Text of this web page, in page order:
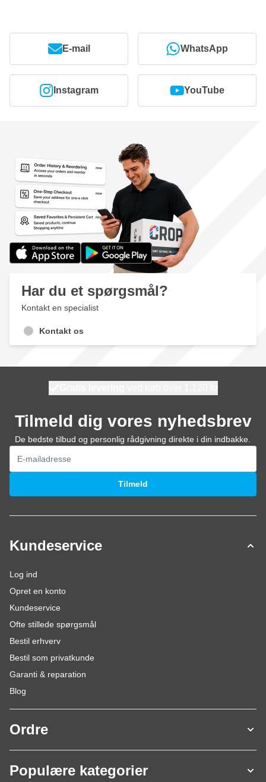
E-mail WhatsApp
Instagram YouTube
Har du et spørgsmål?
Kontakt en specialist
Kontakt os
Tilmeld dig vores nyhedsbrev
De bedste tilbud og personlig rådgivning direkte i din indbakke.
E-mail adresse
Tilmeld
Kundeservice
Log ind
Opret en konto
Kundeservice
Ofte stillede spørgsmål
Bestil erhverv
Bestil som privatkunde
Garanti & reparation
Blog
Ordre
Populære kategorier